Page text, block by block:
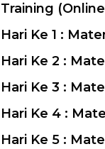
Training
Hari Ke 1 :
Hari Ke 2 :
Hari Ke 3 :
Hari Ke 4 :
Hari Ke 5 :